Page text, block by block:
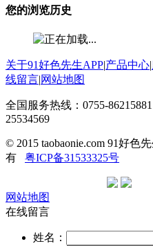
您的浏览历史
关于91好色先生APP 产品中心
线留言 网站地图
全国服务热线：0755-
25534569
© 2015 taobaonie.com 91好
有 粤ICP备31533325号
网站地图
在线留言
姓名：